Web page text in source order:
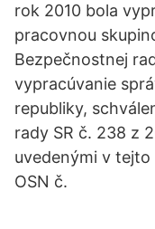
rok 2010 bola
pracovnou
Bezpečnostnej
vypracúvanie
republiky,
rady SR č. 238 z
uvedenými v
OSN č.